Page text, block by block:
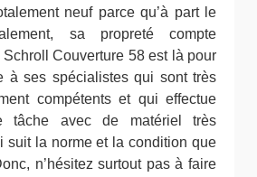
neuf parce qu’à part le
sa propreté compte
Schroll Couverture 58 est là pour
à ses spécialistes qui sont très
compétents et qui effectue
tâche avec de matériel très
suit la norme et la condition que
n’hésitez surtout pas à faire